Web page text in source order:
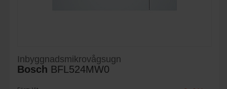
Inbyggnadsmikrovågsugn
Bosch BFL524MW0